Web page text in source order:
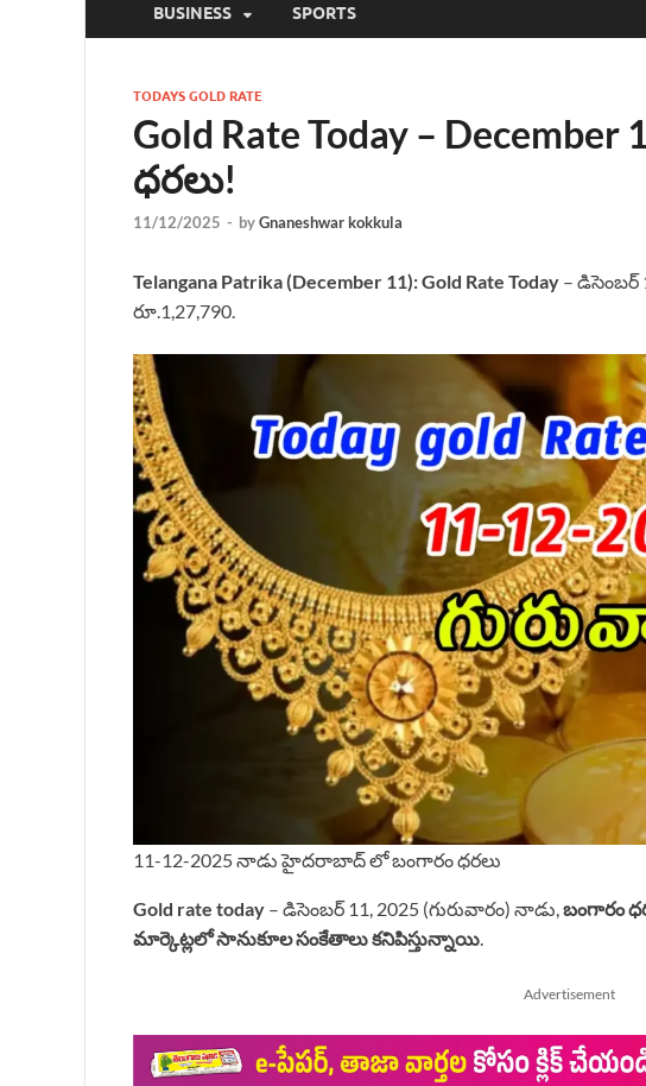
BUSINESS SPORTS
TODAYS GOLD RATE
Gold Rate Today –
ధరలు!
11/12/2025 - byGnaneshwar kokkula
Telangana Patrika (December 11):Gold Rate Today – డిసెంబర్
రూ.1,27,790.
11-12-2025 నాడు హైదరాబాద్ లో బంగారం ధరలు
Gold rate today – డిసెంబర్ 11, 2025 (గురువారం) నాడు,బంగారం
మార్కెట్లలో సానుకూల సంకేతాలు కనిపిస్తున్నాయి.
Advertisement